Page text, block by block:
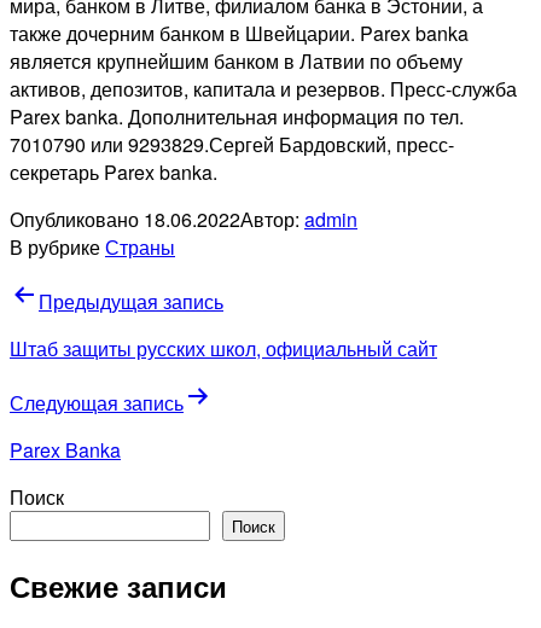
также дочерним банком в Швейцарии. Parex banka
является крупнейшим банком в Латвии по объему
активов, депозитов, капитала и резервов. Пресс-служба
Parex banka. Дополнительная информация по тел.
7010790 или 9293829.Сергей Бардовский, пресс-
секретарь Parex banka.
Опубликовано 18.06.2022Автор: admin
В рубрикеСтраны
Навигация
по
Предыдущая запись
Штаб защиты русских школ, официальный сайт
Следующая запись
Parex Banka
Поиск
Поиск
Свежие записи